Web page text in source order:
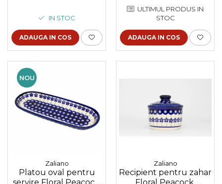
IN STOC
ADAUGA IN COS
ULTIMUL PRODUS IN
STOC
ADAUGA IN COS
NOU
Zaliano
Platou oval pentru
Zaliano
Recipient pentru zahar